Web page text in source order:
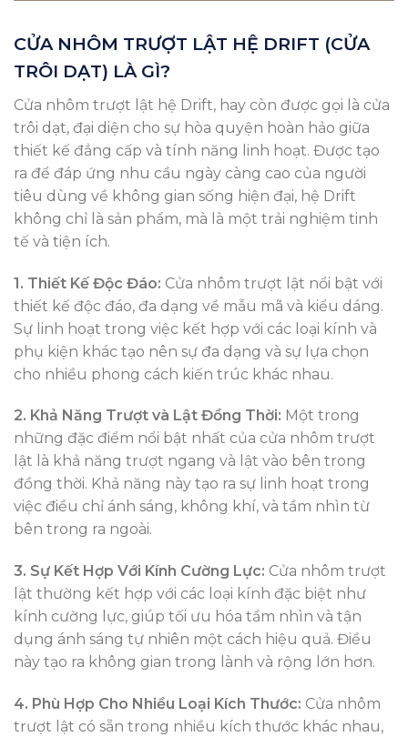
CỬA NHÔM TRƯỢT LẬT HỆ DRIFT (CỬA
TRÔI DẠT) LÀ GÌ?
Cửa nhôm trượt lật hệ Drift, hay còn được gọi là cửa
trôi dạt, đại diện cho sự hòa quyện hoàn hảo giữa
thiết kế đẳng cấp và tính năng linh hoạt. Được tạo
ra để đáp ứng nhu cầu ngày càng cao của người
tiêu dùng về không gian sống hiện đại, hệ Drift
không chỉ là sản phẩm, mà là một trải nghiệm tinh
tế và tiện ích.
1. Thiết Kế Độc Đáo: Cửa nhôm trượt lật nổi bật với
thiết kế độc đáo, đa dạng về mẫu mã và kiểu dáng.
Sự linh hoạt trong việc kết hợp với các loại kính và
phụ kiện khác tạo nên sự đa dạng và sự lựa chọn
cho nhiều phong cách kiến trúc khác nhau.
2. Khả Năng Trượt và Lật Đồng Thời: Một trong
những đặc điểm nổi bật nhất của cửa nhôm trượt
lật là khả năng trượt ngang và lật vào bên trong
đồng thời. Khả năng này tạo ra sự linh hoạt trong
việc điều chỉ ánh sáng, không khí, và tầm nhìn từ
bên trong ra ngoài.
3. Sự Kết Hợp Với Kính Cường Lực: Cửa nhôm trượt
lật thường kết hợp với các loại kính đặc biệt như
kính cường lực, giúp tối ưu hóa tầm nhìn và tận
dụng ánh sáng tự nhiên một cách hiệu quả. Điều
này tạo ra không gian trong lành và rộng lớn hơn.
4. Phù Hợp Cho Nhiều Loại Kích Thước: Cửa nhôm
trượt lật có sẵn trong nhiều kích thước khác nhau,